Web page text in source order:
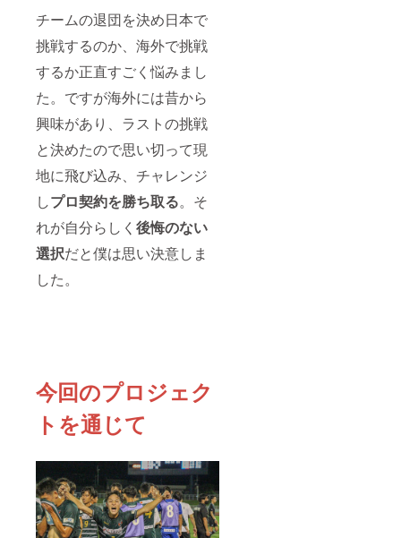
チームの退団を決め日本で
挑戦するのか、海外で挑戦
するか正直すごく悩みまし
た。ですが海外には昔から
興味があり、ラストの挑戦
と決めたので思い切って現
地に飛び込み、チャレンジ
しプロ契約を勝ち取る。そ
れが自分らしく 後悔のない
選択だと僕は思い決意しま
した。
今回のプロジェク
トを通じて